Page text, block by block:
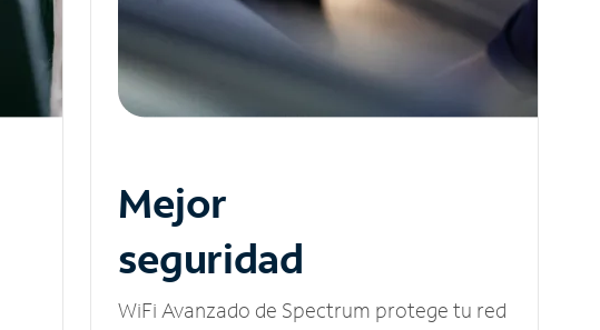
Mejor
seguridad
WiFi Avanzado de Spectrum protege tu red